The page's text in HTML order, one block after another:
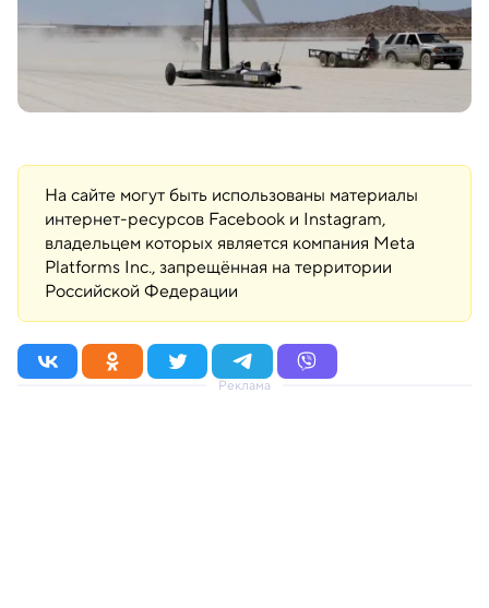
На сайте могут быть использованы материалы
интернет-ресурсов Facebook и Instagram,
владельцем которых является компания Meta
Platforms Inc., запрещённая на территории
Российской Федерации
Реклама